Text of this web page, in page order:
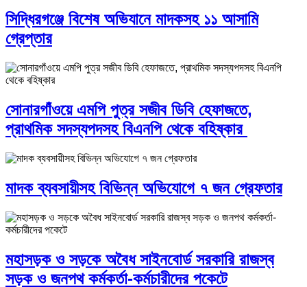
সিদ্ধিরগঞ্জে বিশেষ অভিযানে মাদকসহ ১১ আসামি
গ্রেপ্তার
সোনারগাঁওয়ে এমপি পুত্র সজীব ডিবি হেফাজতে,
প্রাথমিক সদস্যপদসহ বিএনপি থেকে বহিষ্কার
মাদক ব্যবসায়ীসহ বিভিন্ন অভিযোগে ৭ জন গ্রেফতার
মহাসড়ক ও সড়কে অবৈধ সাইনবোর্ড সরকারি রাজস্ব
সড়ক ও জনপথ কর্মকর্তা-কর্মচারীদের পকেটে